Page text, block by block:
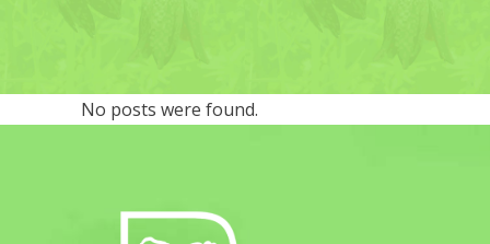
No posts were found.